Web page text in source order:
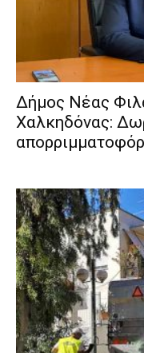
Δήμος Νέας
Χαλκηδόνας: